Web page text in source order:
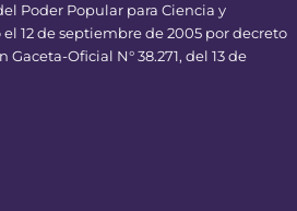
Poder Popular para Ciencia y
12 de septiembre de 2005 por decreto
Gaceta-Oficial N° 38.271, del 13 de